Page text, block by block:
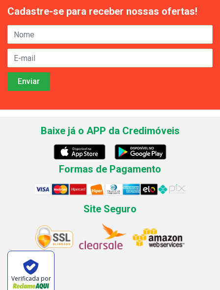
Cadastre-se para receber nossas ofertas!
Baixe já o APP da Credimóveis
Formas de Pagamento
Site Seguro
Verificada por